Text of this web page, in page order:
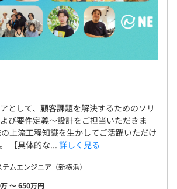
として、顧客課題を解決するためのソリ
び要件定義〜設計をご担当いただきま
上流工程知識を生かしてご活躍いただけ
【具体的な... 詳しく見る
テムエンジニア（新横浜）
〜 650万円